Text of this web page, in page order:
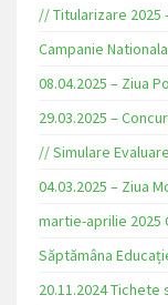
// Titularizare 2025
Campanie
08.04.2025 – Ziua
29.03.2025 –
// Simulare
04.03.2025 – Ziua
martie-aprilie 2025
Săptămâna
20.11.2024 Tichete